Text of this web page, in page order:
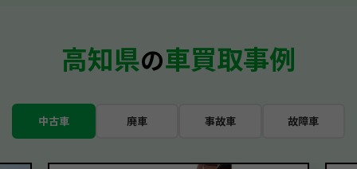
高知県の車買取事例
中古車 廃車 事故車 故障車